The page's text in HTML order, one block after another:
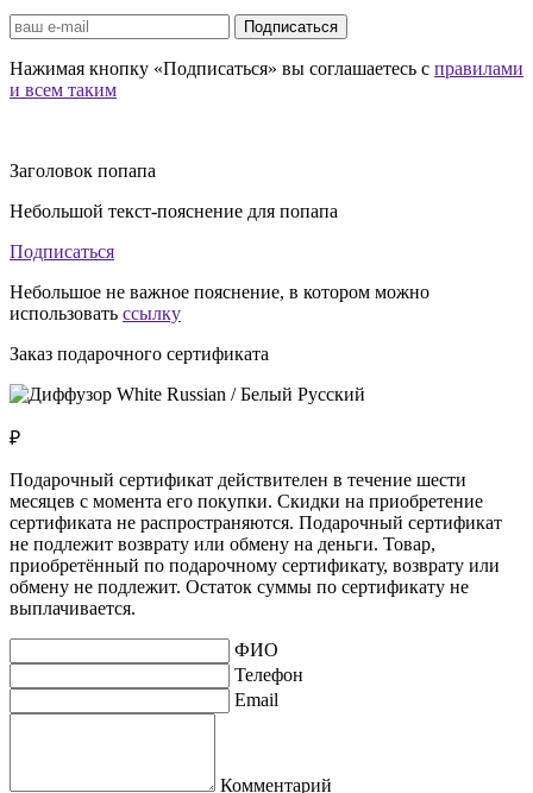
Подписаться
Нажимая кнопку «Подписаться» вы соглашаетесь с правилами
и всем таким
Заголовок попапа
Небольшой текст-пояснение для попапа
Подписаться
Небольшое не важное пояснение, в котором можно
использовать ссылку
Заказ подарочного сертификата
₽
Подарочный сертификат действителен в течение шести
месяцев с момента его покупки. Скидки на приобретение
сертификата не распространяются. Подарочный сертификат
не подлежит возврату или обмену на деньги. Товар,
приобретённый по подарочному сертификату, возврату или
обмену не подлежит. Остаток суммы по сертификату не
выплачивается.
ФИО
Телефон
Email
Комментарий